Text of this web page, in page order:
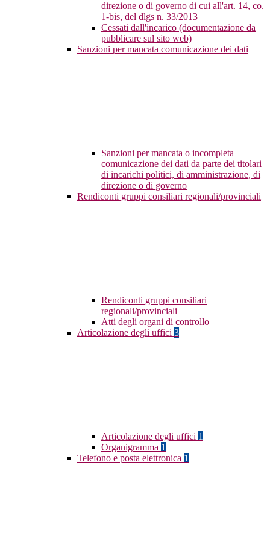
direzione o di governo di cui all'art. 14, co.
1-bis, del dlgs n. 33/2013
Cessati dall'incarico (documentazione da
pubblicare sul sito web)
Sanzioni per mancata comunicazione dei dati
Sanzioni per mancata o incompleta
comunicazione dei dati da parte dei titolari
di incarichi politici, di amministrazione, di
direzione o di governo
Rendiconti gruppi consiliari regionali/provinciali
Rendiconti gruppi consiliari
regionali/provinciali
Atti degli organi di controllo
Articolazione degli uffici 3
Articolazione degli uffici 1
Organigramma 1
Telefono e posta elettronica 1